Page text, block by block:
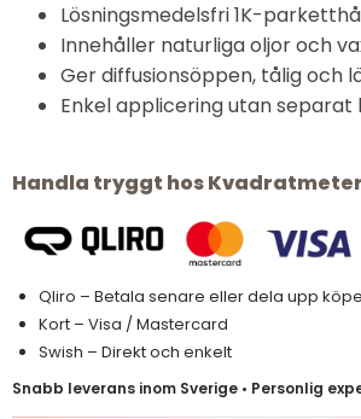
Lösningsmedelsfri 1K-
Innehåller naturliga oljor och
Ger diffusionsöppen, tålig och
Enkel applicering utan separat
Handla tryggt hos
Qliro – Betala senare eller dela upp
Kort – Visa / Mastercard
Swish – Direkt och enkelt
Snabb leverans inom Sverige • Personlig